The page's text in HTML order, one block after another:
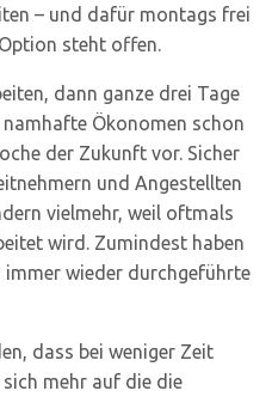
– und dafür montags frei
steht offen.
dann ganze drei Tage
Ökonomen schon
der Zukunft vor. Sicher
und Angestellten
vielmehr, weil oftmals
wird. Zumindest haben
immer wieder durchgeführte
dass bei weniger Zeit
mehr auf die die